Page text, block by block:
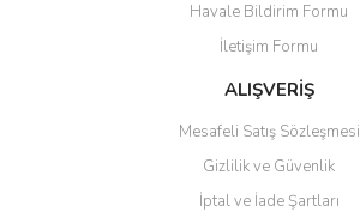
Havale Bildirim Formu
İletişim Formu
ALIŞVERİŞ
Mesafeli Satış Sözleşmesi
Gizlilik ve Güvenlik
İptal ve İade Şartları